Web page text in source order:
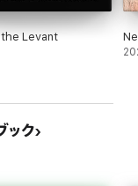
Levant
ク